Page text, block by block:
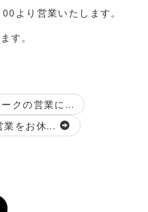
より営業いたします。
す。
クの営業に...
業をお休...